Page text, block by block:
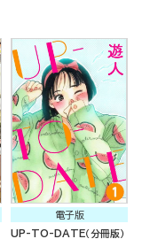
電子版
UP-TO-DATE（分冊版）